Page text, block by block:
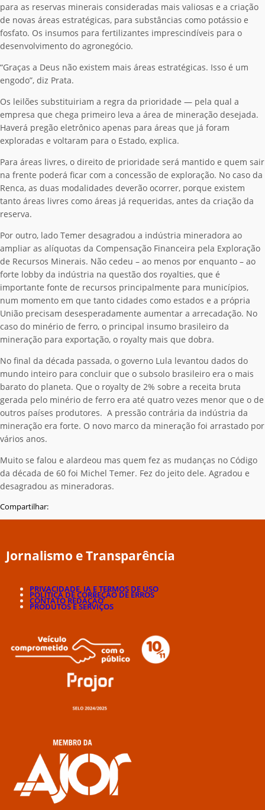
para as reservas minerais consideradas mais valiosas e a criação
de novas áreas estratégicas, para substâncias como potássio e
fosfato. Os insumos para fertilizantes imprescindíveis para o
desenvolvimento do agronegócio.
“Graças a Deus não existem mais áreas estratégicas. Isso é um
engodo”, diz Prata.
Os leilões substituiriam a regra da prioridade — pela qual a
empresa que chega primeiro leva a área de mineração desejada.
Haverá pregão eletrônico apenas para áreas que já foram
exploradas e voltaram para o Estado, explica.
Para áreas livres, o direito de prioridade será mantido e quem sair
na frente poderá ficar com a concessão de exploração. No caso da
Renca, as duas modalidades deverão ocorrer, porque existem
tanto áreas livres como áreas já requeridas, antes da criação da
reserva.
Por outro, lado Temer desagradou a indústria mineradora ao
ampliar as alíquotas da Compensação Financeira pela Exploração
de Recursos Minerais. Não cedeu – ao menos por enquanto – ao
forte lobby da indústria na questão dos royalties, que é
importante fonte de recursos principalmente para municípios,
num momento em que tanto cidades como estados e a própria
União precisam desesperadamente aumentar a arrecadação. No
caso do minério de ferro, o principal insumo brasileiro da
mineração para exportação, o royalty mais que dobra.
No final da década passada, o governo Lula levantou dados do
mundo inteiro para concluir que o subsolo brasileiro era o mais
barato do planeta. Que o royalty de 2% sobre a receita bruta
gerada pelo minério de ferro era até quatro vezes menor que o de
outros países produtores. A pressão contrária da indústria da
mineração era forte. O novo marco da mineração foi arrastado por
vários anos.
Muito se falou e alardeou mas quem fez as mudanças no Código
da década de 60 foi Michel Temer. Fez do jeito dele. Agradou e
desagradou as mineradoras.
Compartilhar:
Jornalismo e Transparência
PRIVACIDADE, IA E TERMOS DE USO
POLÍTICA DE CORREÇÃO DE ERROS
CONTATO REDAÇÃO
PRODUTOS E SERVIÇOS